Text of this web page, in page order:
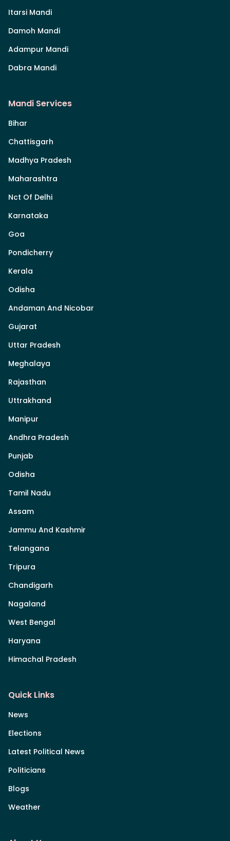
Itarsi Mandi
Damoh Mandi
Adampur Mandi
Dabra Mandi
Mandi Services
Bihar
Chattisgarh
Madhya Pradesh
Maharashtra
Nct Of Delhi
Karnataka
Goa
Pondicherry
Kerala
Odisha
Andaman And Nicobar
Gujarat
Uttar Pradesh
Meghalaya
Rajasthan
Uttrakhand
Manipur
Andhra Pradesh
Punjab
Odisha
Tamil Nadu
Assam
Jammu And Kashmir
Telangana
Tripura
Chandigarh
Nagaland
West Bengal
Haryana
Himachal Pradesh
Quick Links
News
Elections
Latest Political News
Politicians
Blogs
Weather